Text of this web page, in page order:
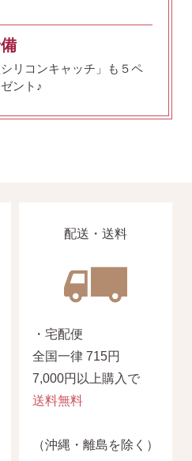
商品到着後10日以内使
リコンキャッチ」も５ペ
ント♪
配送・送料
・宅配便
全国一律 715円
7,000円以上購入で
送料無料
（沖縄・離島を除く）